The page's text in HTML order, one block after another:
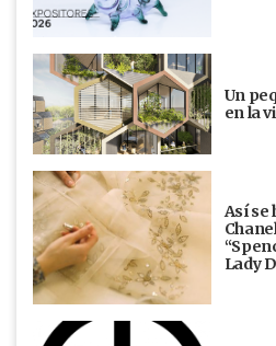
Un
en la
Así se
Lady